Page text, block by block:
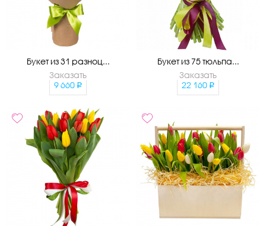
Букет из 31 разноц...
Заказать
9 660
Букет из 75 тюльпа...
Заказать
22 160